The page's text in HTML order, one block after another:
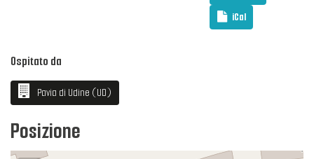
iCal
Ospitato da
Pavia di Udine (UD)
Posizione